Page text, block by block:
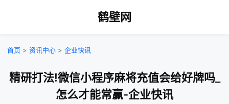
鹤壁网
首页 > 资讯中心 > 企业快讯
精研打法!微信小程序麻将充值会给好牌吗_
怎么才能常赢-企业快讯